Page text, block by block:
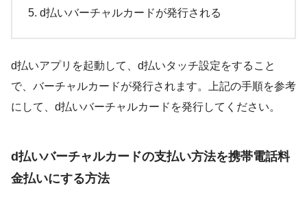
d払いバーチャルカードが発行される
d払いアプリを起動して、d払いタッチ設定をすること
で、バーチャルカードが発行されます。上記の手順を参考
にして、d払いバーチャルカードを発行してください。
d払いバーチャルカードの支払い方法を携帯電話料
金払いにする方法